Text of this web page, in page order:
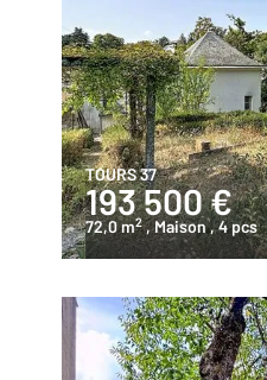
TOURS 37
193 500 €
72,0 m2 , Maison , 4 pcs